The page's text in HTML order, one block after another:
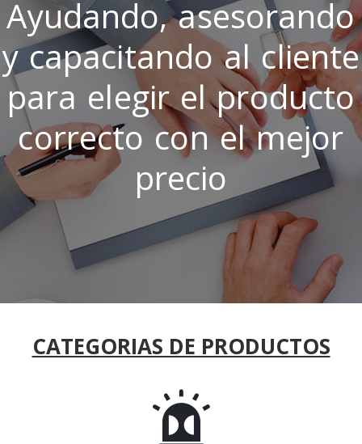
Ayudando, asesorando
y capacitando al cliente
para elegir el producto
correcto con el mejor
precio
CATEGORIAS DE PRODUCTOS